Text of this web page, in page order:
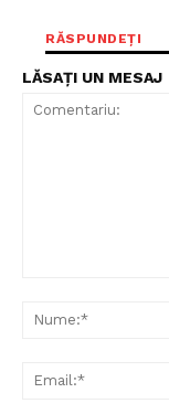
RĂSPUNDEȚI
LĂSAȚI UN MESAJ